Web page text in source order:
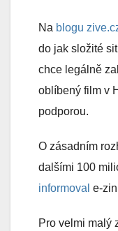
Na blogu
do jak složité
chce legálně
oblíbený film v
podporou.
O zásadním
dalšími 100
informoval e-
Pro velmi malý